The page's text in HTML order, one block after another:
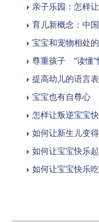
亲子乐园：怎样
育儿新概念：中
宝宝和宠物相处
尊重孩子 “读懂”
提高幼儿的语言
宝宝也有自尊心
怎样让叛逆宝宝
如何让新生儿变
如何让宝宝快乐
如何让宝宝快乐